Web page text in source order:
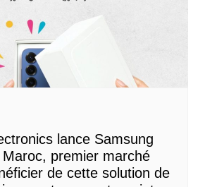
lance Samsung
premier marché
de cette solution de